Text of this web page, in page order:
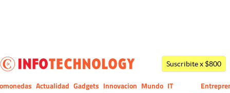
Dólar Suscribite x $800
Actualidad Gadgets Innovacion Mundo IT